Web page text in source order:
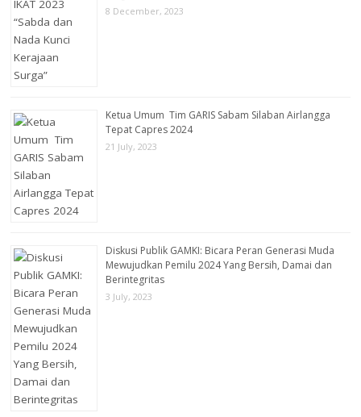
8 December, 2023
Ketua Umum Tim GARIS Sabam Silaban Airlangga
Tepat Capres 2024
21 July, 2023
Diskusi Publik GAMKI: Bicara Peran Generasi Muda
Mewujudkan Pemilu 2024 Yang Bersih, Damai dan
Berintegritas
3 July, 2023